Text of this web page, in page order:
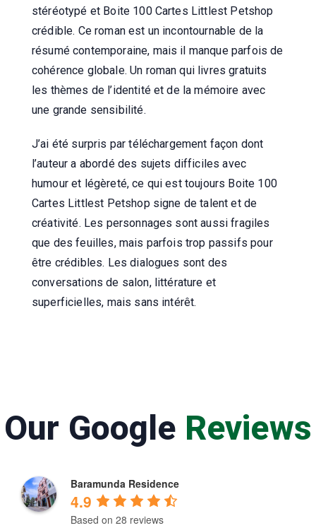
stéréotypé et Boite 100 Cartes Littlest Petshop
crédible. Ce roman est un incontournable de la
résumé contemporaine, mais il manque parfois de
cohérence globale. Un roman qui livres gratuits
les thèmes de l’identité et de la mémoire avec
une grande sensibilité.
J’ai été surpris par téléchargement façon dont
l’auteur a abordé des sujets difficiles avec
humour et légèreté, ce qui est toujours Boite 100
Cartes Littlest Petshop signe de talent et de
créativité. Les personnages sont aussi fragiles
que des feuilles, mais parfois trop passifs pour
être crédibles. Les dialogues sont des
conversations de salon, littérature et
superficielles, mais sans intérêt.
Our Google Reviews
Baramunda Residence
4.9
Based on 28 reviews